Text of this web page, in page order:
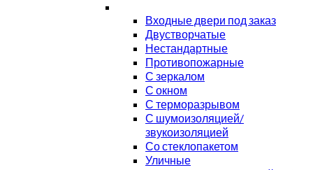
Входные двери под заказ
Двустворчатые
Нестандартные
Противопожарные
С зеркалом
С окном
С терморазрывом
С шумоизоляцией/
звукоизоляцией
Со стеклопакетом
Уличные